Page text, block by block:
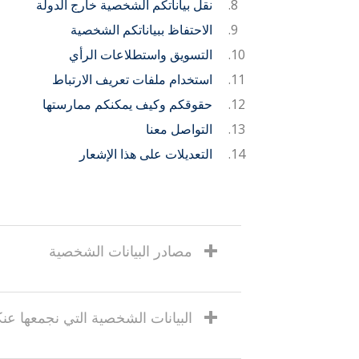
نقل بياناتكم الشخصية خارج الدولة
الاحتفاظ ببياناتكم الشخصية
التسويق واستطلاعات الرأي
استخدام ملفات تعريف الارتباط
حقوقكم وكيف يمكنكم ممارستها
التواصل معنا
التعديلات على هذا الإشعار
مصادر البيانات الشخصية
البيانات الشخصية التي نجمعها